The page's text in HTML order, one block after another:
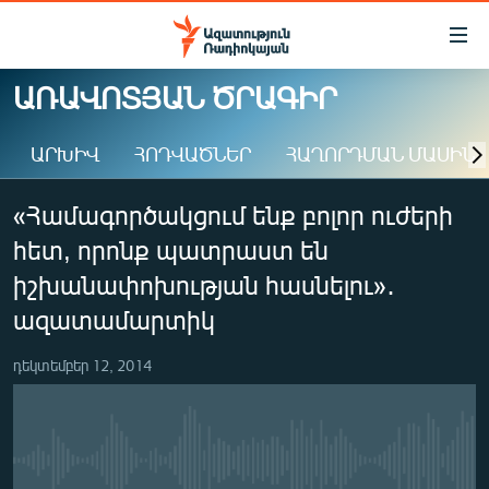
Մատչելիության
Անցնել
հիմնական
Անցնել
հիմնական
մենյուին
Որոնում
ԱԶԱՏՈՒԹՅՈՒՆ TV
ՀԱՅԱՍՏԱՆ
ԸՆՏՐՈՒԹՅՈՒՆՆԵՐ 2026
ԻՐԱՎՈՒՆՔ
ՀԱՍԱՐԱԿՈՒԹՅՈՒՆ
ՂԱՐԱԲԱՂ
ԱՌԱՎՈՏՅԱՆ ԾՐԱԳԻՐ
ԱՐԽԻՎ ՀՈԴՎԱԾՆԵՐ ՀԱՂՈՐԴՄԱՆ ՄԱՍԻՆ
«Համագործակցում ենք բոլոր ուժերի
հետ, որոնք պատրաստ են
իշխանափոխության հասնելու»․
ազատամարտիկ
դեկտեմբեր 12, 2014